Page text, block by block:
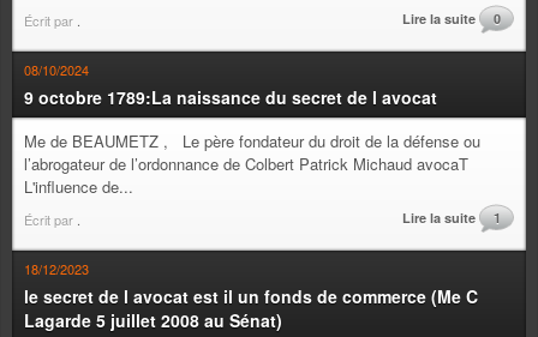
Écrit par Lire la suite 0
08/10/2024
9 octobre 1789:La naissance du secret de l avocat
Me de BEAUMETZ , Le père fondateur du droit de la défense ou
l’abrogateur de l’ordonnance de Colbert Patrick Michaud avocaT
L'influence de...
Écrit par Lire la suite 1
18/12/2023
le secret de l avocat est il un fonds de commerce (Me C
Lagarde 5 juillet 2008 au Sénat)